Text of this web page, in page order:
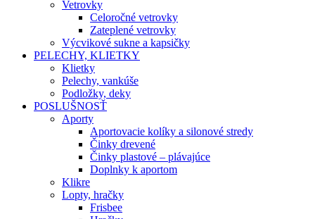
Vetrovky
Celoročné vetrovky
Zateplené vetrovky
Výcvikové sukne a kapsičky
PELECHY, KLIETKY
Klietky
Pelechy, vankúše
Podložky, deky
POSLUŠNOSŤ
Aporty
Aportovacie kolíky a silonové stredy
Činky drevené
Činky plastové – plávajúce
Doplnky k aportom
Klikre
Lopty, hračky
Frisbee